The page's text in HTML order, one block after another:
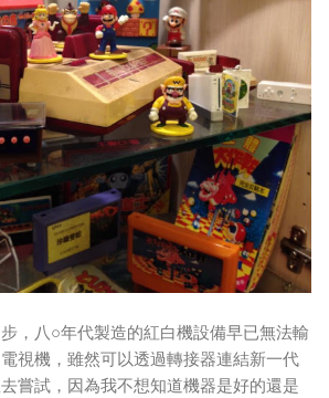
，八○年代製造的紅白機設備早已無法輸
視機，雖然可以透過轉接器連結新一代
嘗試，因為我不想知道機器是好的還是